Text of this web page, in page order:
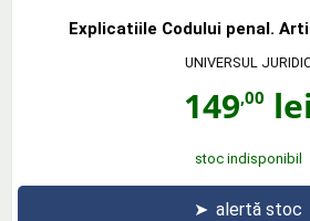
Explicatiile Codului penal.
UNIVERSUL
149,00 lei
stoc indisponibil
➤ alertă stoc